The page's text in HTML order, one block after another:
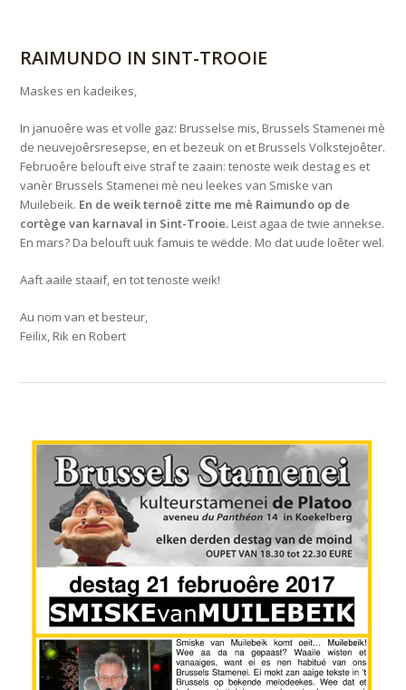
RAIMUNDO IN SINT-TROOIE
Maskes en kadeikes,
In januoêre was et volle gaz: Brusselse mis, Brussels Stamenei mè
de neuvejoêrsresepse, en et bezeuk on et Brussels Volkstejoêter.
Februoêre belouft eive straf te zaain: tenoste weik destag es et
vanèr Brussels Stamenei mè neu leekes van Smiske van
Muilebeik. En de weik ternoê zitte me mè Raimundo op de
cortège van karnaval in Sint-Trooie. Leist agaa de twie annekse.
En mars? Da belouft uuk famuis te wëdde. Mo dat uude loêter wel.
Aaft aaile staaif, en tot tenoste weik!
Au nom van et besteur,
Feilix, Rik en Robert